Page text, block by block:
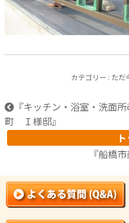
カテゴリー : ただ
『キッチン・浴室・洗
町 Ｉ様邸』
『船橋